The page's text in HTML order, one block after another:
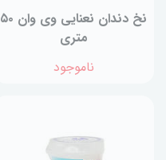
نخ دندان نعنایی وی وان ۵۰
متری
ناموجود